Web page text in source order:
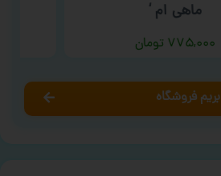
ماهی ام ‘
۷۷۵,۰۰۰ تومان
بریم فروشگاه